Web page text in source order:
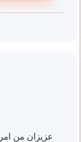
عزیزان من